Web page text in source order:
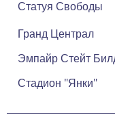
Статуя Свободы
Гранд Централ
Эмпайр Стейт
Стадион "Янки"